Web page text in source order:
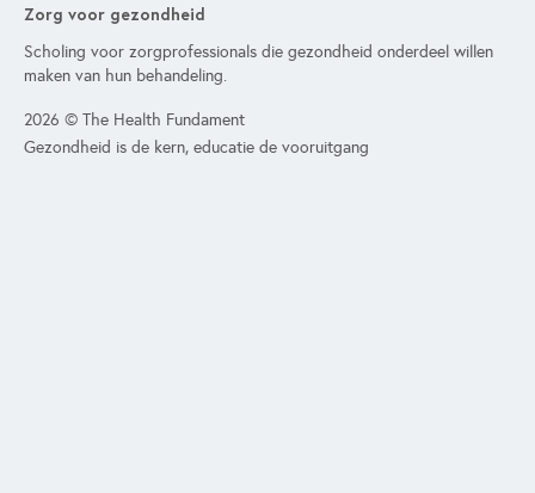
Zorg voor gezondheid
Scholing voor zorgprofessionals die gezondheid onderdeel willen
maken van hun behandeling.
2026 © The Health Fundament
Gezondheid is de kern, educatie de vooruitgang